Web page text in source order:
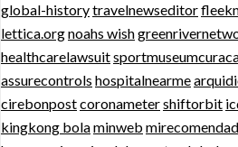
global-historytravelnewseditor
lettica.orgnoahs wish
healthcarelawsuit
assurecontrols hospitalnearme
cirebonpostcoronametershiftorbit
kingkong bolaminweb